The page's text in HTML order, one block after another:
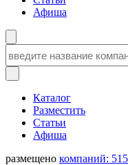
Афиша
Каталог
Разместить
Статьи
Афиша
размещено компаний: